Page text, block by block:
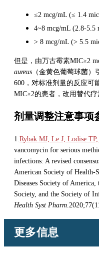
≤2 mcg/mL (≤ 1.4
4~8 mcg/mL (2.8-
> 8 mcg/mL (> 5.5
但是，由万古霉素MIC≥2
aureus （金黄色葡萄球菌
600，对标准剂量的反应可
MIC≥2的患者，改用替代疗
剂量调整注意事项
1. Rybak MJ, Le J, Lodise TP,
vancomycin for serious
infections: A revised
American Society of Health-
Diseases Society of America,
Society, and the Society of
Health Syst Pharm
更多信息